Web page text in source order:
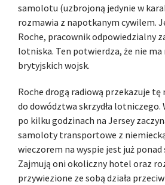
samolotu (uzbrojoną jedynie w
rozmawia z napotkanym cywilem.
Roche, pracownik odpowiedzialny
lotniska. Ten potwierdza, że nie ma
brytyjskich wojsk.
Roche drogą radiową przekazuje tę
do dowództwa skrzydła lotniczego.
po kilku godzinach na Jersey
samoloty transportowe z
wieczorem na wyspie jest już ponad
Zajmują oni okoliczny hotel oraz
przywiezione ze sobą działa